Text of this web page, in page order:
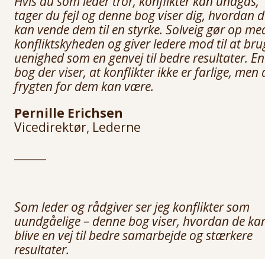
tager du fejl og denne bog viser dig, hvordan
kan vende dem til en styrke. Solveig gør op
konfliktskyheden og giver ledere mod til at
uenighed som en genvej til bedre resultater. En
bog der viser, at konflikter ikke er farlige, men
frygten for dem kan være.
Pernille Erichsen
Vicedirektør, Lederne
Som leder og rådgiver ser jeg konflikter som
uundgåelige – denne bog viser, hvordan de
blive en vej til bedre samarbejde og stærkere
resultater.